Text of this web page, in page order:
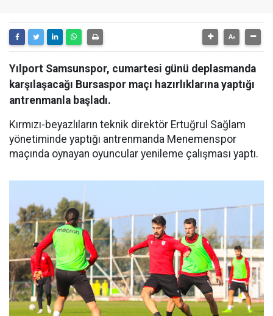
Yılport Samsunspor, cumartesi günü deplasmanda
karşılaşacağı Bursaspor maçı hazırlıklarına yaptığı
antrenmanla başladı.
Kırmızı-beyazlıların teknik direktör Ertuğrul Sağlam
yönetiminde yaptığı antrenmanda Menemenspor
maçında oynayan oyuncular yenileme çalışması yaptı.